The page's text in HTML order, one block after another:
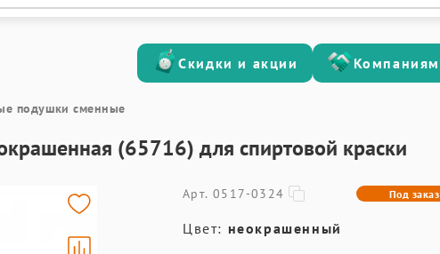
Скидки и акции Компаниям
подушки сменные
(65716) для спиртовой краски
Арт. 0517-0324 Под заказ
Цвет: неокрашенный